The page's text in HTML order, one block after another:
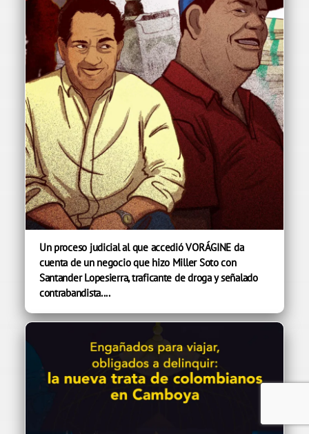
Un proceso judicial al que accedió VORÁGINE da
cuenta de un negocio que hizo Miller Soto con
Santander Lopesierra, traficante de droga y señalado
contrabandista....